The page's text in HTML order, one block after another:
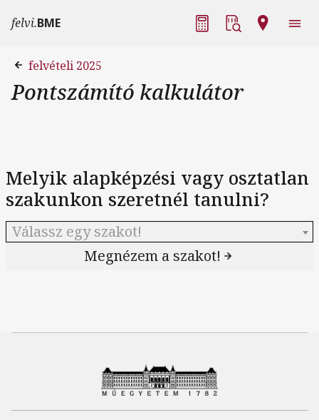
felvi.BME Fő navigáció
felvételi 2025
Pontszámító kalkulátor
Melyik alapképzési vagy osztatlan
szakunkon szeretnél tanulni?
Válassz egy szakot!
Megnézem a szakot!